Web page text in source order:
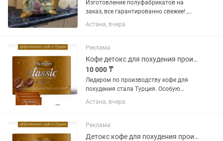
Изготовление полуфабрикатов на
заказ, все гарантированно свежее! ,
пельмени говяжьи изготовленные из
мраморного мяса, пельмени, куриные
людей ведущих здоровый образ...
Астана, вчера
Реклама
Кофе детокс для похудения производство Турция
10 000 ₸
Лидером по производству кофе для
похудения стала Турция. Особую
популярность завоевали напитки под
брендами Catalina, SLT Slim Lux, Best
пакетики с растворимым...
Астана, вчера
Реклама
Детокс кофе для похудения производитель Турция